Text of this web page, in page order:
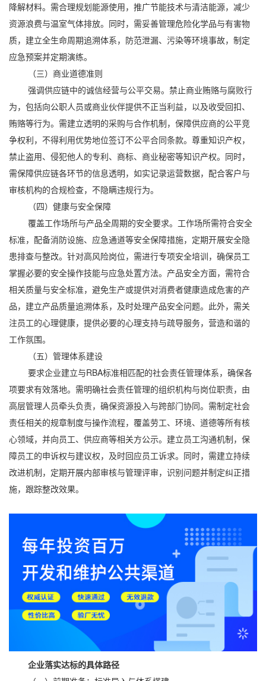
降解材料。需合理规划能源使用，推广节能技术与清洁能源，减少
资源浪费与温室气体排放。同时，需妥善管理危险化学品与有害物
质，建立全生命周期追溯体系，防范泄漏、污染等环境事故，制定
应急预案并定期演练。
（三）商业道德准则
强调供应链中的诚信经营与公平交易。禁止商业贿赂与腐败行
为，包括向公职人员或商业伙伴提供不正当利益，以及收受回扣、
贿赂等行为。需建立透明的采购与合作机制，保障供应商的公平竞
争权利，不得利用优势地位签订不公平合同条款。尊重知识产权，
禁止盗用、侵犯他人的专利、商标、商业秘密等知识产权。同时，
需保障供应链各环节的信息透明，如实记录运营数据，配合客户与
审核机构的合规检查，不隐瞒违规行为。
（四）健康与安全保障
覆盖工作场所与产品全周期的安全要求。工作场所需符合安全
标准，配备消防设施、应急通道等安全保障措施，定期开展安全隐
患排查与整改。针对高风险岗位，需进行专项安全培训，确保员工
掌握必要的安全操作技能与应急处置方法。产品安全方面，需符合
相关质量与安全标准，避免生产或提供对消费者健康造成危害的产
品，建立产品质量追溯体系，及时处理产品安全问题。此外，需关
注员工的心理健康，提供必要的心理支持与疏导服务，营造和谐的
工作氛围。
（五）管理体系建设
要求企业建立与RBA标准相匹配的社会责任管理体系，确保各
项要求有效落地。需明确社会责任管理的组织机构与岗位职责，由
高层管理人员牵头负责，确保资源投入与跨部门协同。需制定社会
责任相关的规章制度与操作流程，覆盖劳工、环境、道德等所有核
心领域，并向员工、供应商等相关方公示。建立员工沟通机制，保
障员工的申诉权与建议权，及时回应员工诉求。同时，需建立持续
改进机制，定期开展内部审核与管理评审，识别问题并制定纠正措
施，跟踪整改效果。
企业落实达标的具体路径